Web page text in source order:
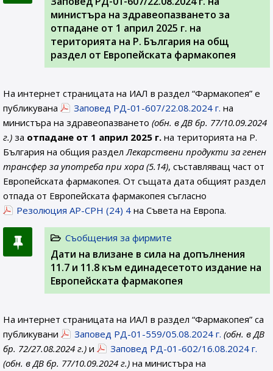
министъра на здравеопазването за
отпадане от 1 април 2025 г. на
територията на Р. България на общ
раздел от Европейската фармакопея
На интернет страницата на ИАЛ в раздел “Фармакопея” е
публикувана
Заповед РД-01-607/22.08.2024 г. на
министъра на здравеопазването (обн. в ДВ бр. 77/10.09.2024
г.) за отпадане от 1 април 2025 г. на територията на Р.
България на общия разделЛекарствени продукти за генен
трансфер за употреба при хора (5.14), съставляващ част от
Европейската фармакопея. От същата дата общият раздел
отпада от Европейската фармакопея съгласно
Резолюция AP-CPH (24) 4 на Съвета на Европа.
Съобщения за фирмите
Дати на влизане в сила на допълнения
11.7 и 11.8 към единадесетото издание на
Европейската фармакопея
На интернет страницата на ИАЛ в раздел “Фармакопея” са
публикувани
Заповед РД-01-559/05.08.2024 г. (обн. в ДВ
бр. 72/27.08.2024 г.) и
Заповед РД-01-602/16.08.2024 г.
(обн. в ДВ бр. 77/10.09.2024 г.) на министъра на